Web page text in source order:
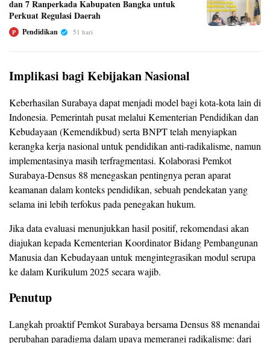
dan 7 Ranperkada Kabupaten Bangka untuk
Perkuat Regulasi Daerah
P Pendidikan 51 hari
Implikasi bagi Kebijakan Nasional
Keberhasilan Surabaya dapat menjadi model bagi kota‑kota lain di
Indonesia. Pemerintah pusat melalui Kementerian Pendidikan dan
Kebudayaan (Kemendikbud) serta BNPT telah menyiapkan
kerangka kerja nasional untuk pendidikan anti‑radikalisme, namun
implementasinya masih terfragmentasi. Kolaborasi Pemkot
Surabaya‑Densus 88 menegaskan pentingnya peran aparat
keamanan dalam konteks pendidikan, sebuah pendekatan yang
selama ini lebih terfokus pada penegakan hukum.
Jika data evaluasi menunjukkan hasil positif, rekomendasi akan
diajukan kepada Kementerian Koordinator Bidang Pembangunan
Manusia dan Kebudayaan untuk mengintegrasikan modul serupa
ke dalam Kurikulum 2025 secara wajib.
Penutup
Langkah proaktif Pemkot Surabaya bersama Densus 88 menandai
perubahan paradigma dalam upaya memerangi radikalisme: dari